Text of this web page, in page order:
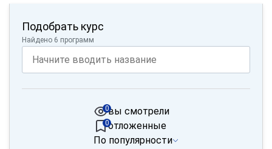
Подобрать курс
Найдено 6 программ
вы смотрели
0
отложенные
0
По популярности